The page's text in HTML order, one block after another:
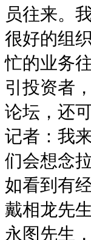
员往来。
很好的组
忙的业务
引投资者
论坛，还
记者：我
们会想念
如看到有
戴相龙先
永图先生